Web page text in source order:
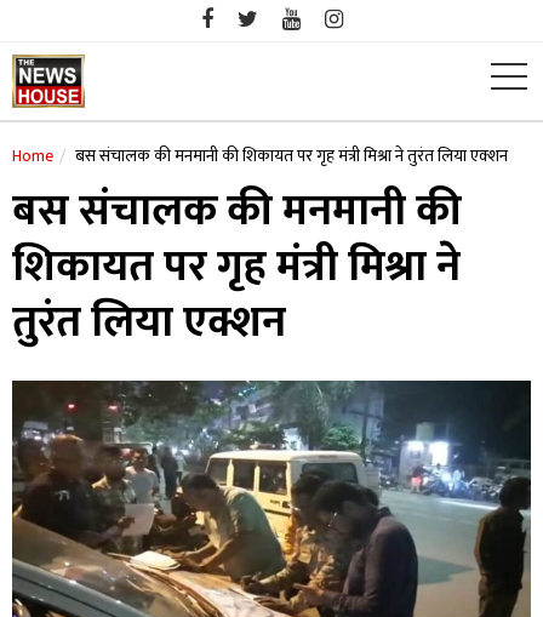
content
Home बस संचालक की मनमानी की शिकायत पर गृह मंत्री मिश्रा ने तुरंत लिया एक्शन
बस संचालक की मनमानी की
शिकायत पर गृह मंत्री मिश्रा ने
तुरंत लिया एक्शन